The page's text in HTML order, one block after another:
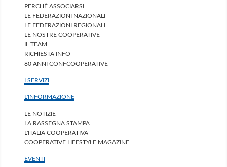
PERCHÈ ASSOCIARSI
LE FEDERAZIONI NAZIONALI
LE FEDERAZIONI REGIONALI
LE NOSTRE COOPERATIVE
IL TEAM
RICHIESTA INFO
80 ANNI CONFCOOPERATIVE
I SERVIZI
L'INFORMAZIONE
LE NOTIZIE
LA RASSEGNA STAMPA
L'ITALIA COOPERATIVA
COOPERATIVE LIFESTYLE MAGAZINE
EVENTI